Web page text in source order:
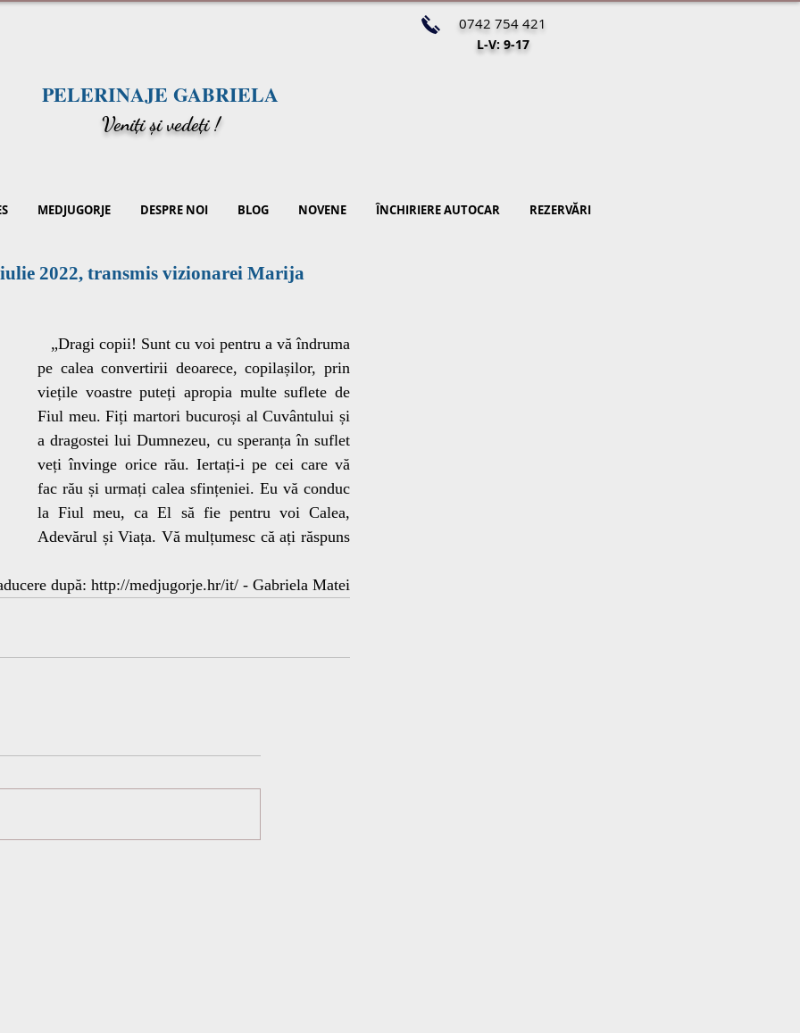
0742 754 421
L-V: 9-17
PELERINAJE GABRIELA
Veniți și vedeți !
MEDJUGORJE DESPRE NOI BLOG NOVENE ÎNCHIRIERE AUTOCAR REZERVĂRI
2022, transmis vizionarei Marija
pe calea convertirii deoarece, copilașilor, prin
viețile voastre puteți apropia multe suflete de
Fiul meu. Fiți martori bucuroși al Cuvântului și
a dragostei lui Dumnezeu, cu speranța în suflet
veți învinge orice rău. Iertați-i pe cei care vă
fac rău și urmați calea sfințeniei. Eu vă conduc
la Fiul meu, ca El să fie pentru voi Calea,
Adevărul și Viața. Vă mulțumesc că ați răspuns
după: http://medjugorje.hr/it/ - Gabriela Matei